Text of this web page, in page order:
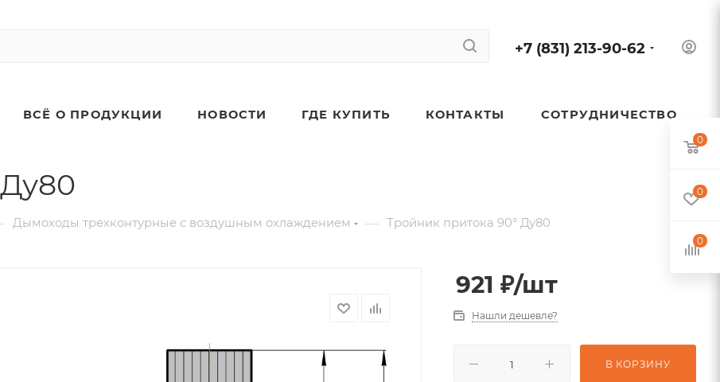
+7 (831) 213-90-62
ВСЁ О ПРОДУКЦИИ НОВОСТИ ГДЕ КУПИТЬ КОНТАКТЫ СОТРУДНИЧЕСТВО
Дымоходы трехконтурные с воздушным охлаждением — Тройник притока 90° Ду80
921 ₽/шт
Нашли дешевле?
В КОРЗИНУ
0
0
0